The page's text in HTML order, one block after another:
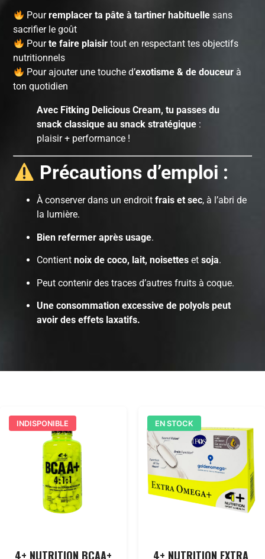
Pourremplacer ta pâte à tartiner habituellesans
sacrifier le goût
Pourte faire plaisirtout en respectant tes objectifs
nutritionnels
Pour ajouter une touche d’exotisme & de douceurà
ton quotidien
Avec Fitking Delicious Cream, tu passes du
snack classique au snack stratégique :
plaisir + performance !
Précautions d’emploi :
À conserver dans un endroitfrais et sec, à l’abri de
la lumière.
Bien refermer après usage.
Contientnoix de coco, lait, noisettes etsoja.
Peut contenir des traces d’autres fruits à coque.
Une consommation excessive de polyols peut
avoir des effets laxatifs.
INDISPONIBLE
4+ NUTRITION BCAA+
EN STOCK
4+ NUTRITION EXTRA